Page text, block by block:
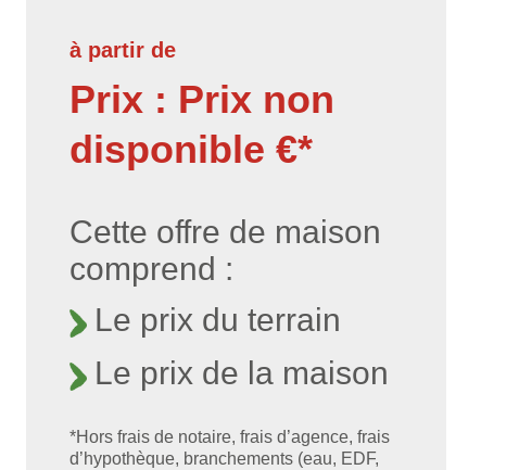
à partir de
Prix : Prix non
disponible €*
Cette offre de maison
comprend :
Le prix du terrain
Le prix de la maison
*Hors frais de notaire, frais d’agence, frais
d’hypothèque, branchements (eau, EDF,